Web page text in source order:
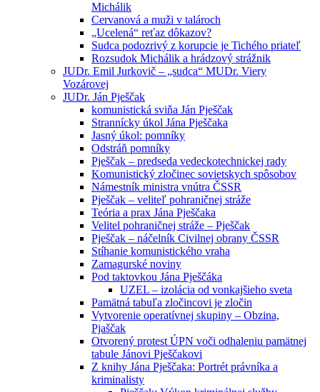
Michálik
Cervanová a muži v talároch
„Ucelená“ reťaz dôkazov?
Sudca podozrivý z korupcie je Tichého priateľ
Rozsudok Michálik a hrádzový strážnik
JUDr. Emil Jurkovič – „sudca“ MUDr. Viery
Vozárovej
JUDr. Ján Pješčak
komunistická sviňa Ján Pješčak
Strannícky úkol Jána Pješčaka
Jasný úkol: pomníky
Odstráň pomníky
Pješčak – predseda vedeckotechnickej rady
Komunistický zločinec sovietskych spôsobov
Námestník ministra vnútra ČSSR
Pješčak – veliteľ pohraničnej stráže
Teória a prax Jána Pješčaka
Velitel pohraničnej stráže – Pješčak
Pješčak – náčelník Civilnej obrany ČSSR
Stíhanie komunistického vraha
Zamagurské noviny
Pod taktovkou Jána Pješčáka
UZEL – izolácia od vonkajšieho sveta
Pamätná tabuľa zločincovi je zločin
Vytvorenie operatívnej skupiny – Obzina,
Pjaščak
Otvorený protest ÚPN voči odhaleniu pamätnej
tabule Jánovi Pješčakovi
Z knihy Jána Pješčaka: Portrét právníka a
kriminalisty